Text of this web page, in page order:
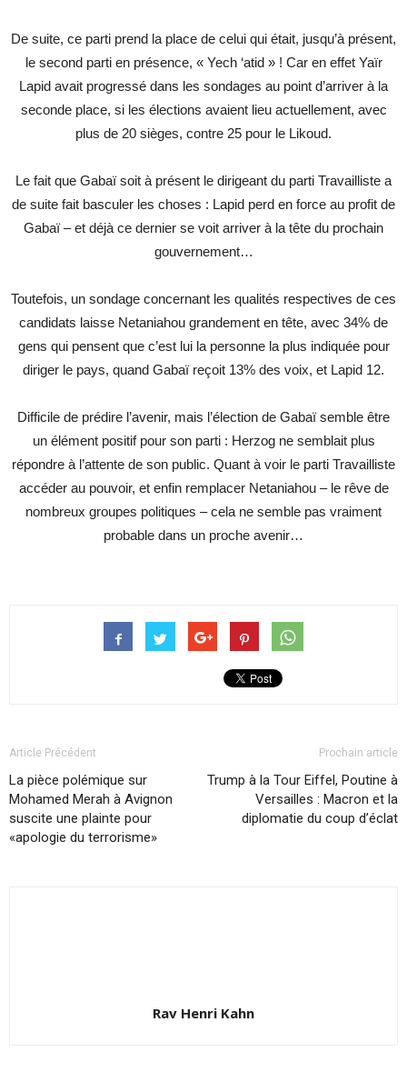
De suite, ce parti prend la place de celui qui était, jusqu’à présent,
le second parti en présence, « Yech ‘atid » ! Car en effet Yaïr
Lapid avait progressé dans les sondages au point d’arriver à la
seconde place, si les élections avaient lieu actuellement, avec
plus de 20 sièges, contre 25 pour le Likoud.
Le fait que Gabaï soit à présent le dirigeant du parti Travailliste a
de suite fait basculer les choses : Lapid perd en force au profit de
Gabaï – et déjà ce dernier se voit arriver à la tête du prochain
gouvernement…
Toutefois, un sondage concernant les qualités respectives de ces
candidats laisse Netaniahou grandement en tête, avec 34% de
gens qui pensent que c’est lui la personne la plus indiquée pour
diriger le pays, quand Gabaï reçoit 13% des voix, et Lapid 12.
Difficile de prédire l’avenir, mais l’élection de Gabaï semble être
un élément positif pour son parti : Herzog ne semblait plus
répondre à l’attente de son public. Quant à voir le parti Travailliste
accéder au pouvoir, et enfin remplacer Netaniahou – le rêve de
nombreux groupes politiques – cela ne semble pas vraiment
probable dans un proche avenir…
Article Précédent
La pièce polémique sur
Mohamed Merah à Avignon
suscite une plainte pour
«apologie du terrorisme»
Prochain article
Trump à la Tour Eiffel, Poutine à
Versailles : Macron et la
diplomatie du coup d’éclat
Rav Henri Kahn